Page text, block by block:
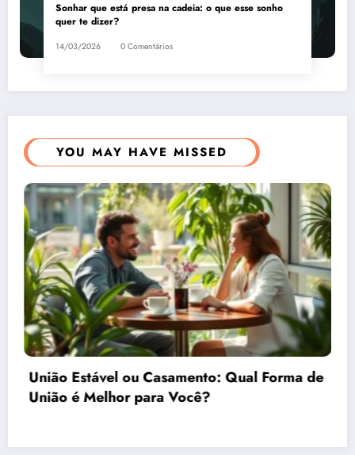
Sonhar que está presa na cadeia: o que esse sonho
quer te dizer?
14/03/2026 0 Comentários
YOU MAY HAVE MISSED
Forma de
Como o Direito do Consumidor
Segurança nas Suas Compras